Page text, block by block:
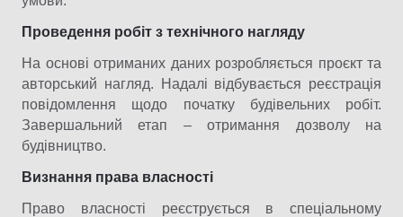
Проведення робіт з технічного нагляду
На основі отриманих даних розробляється проєкт та
авторський нагляд. Надалі відбувається реєстрація
повідомлення щодо початку будівельних робіт.
Завершальний етап – отримання дозволу на
будівництво.
Визнання права власності
Право власності реєструється в спеціальному